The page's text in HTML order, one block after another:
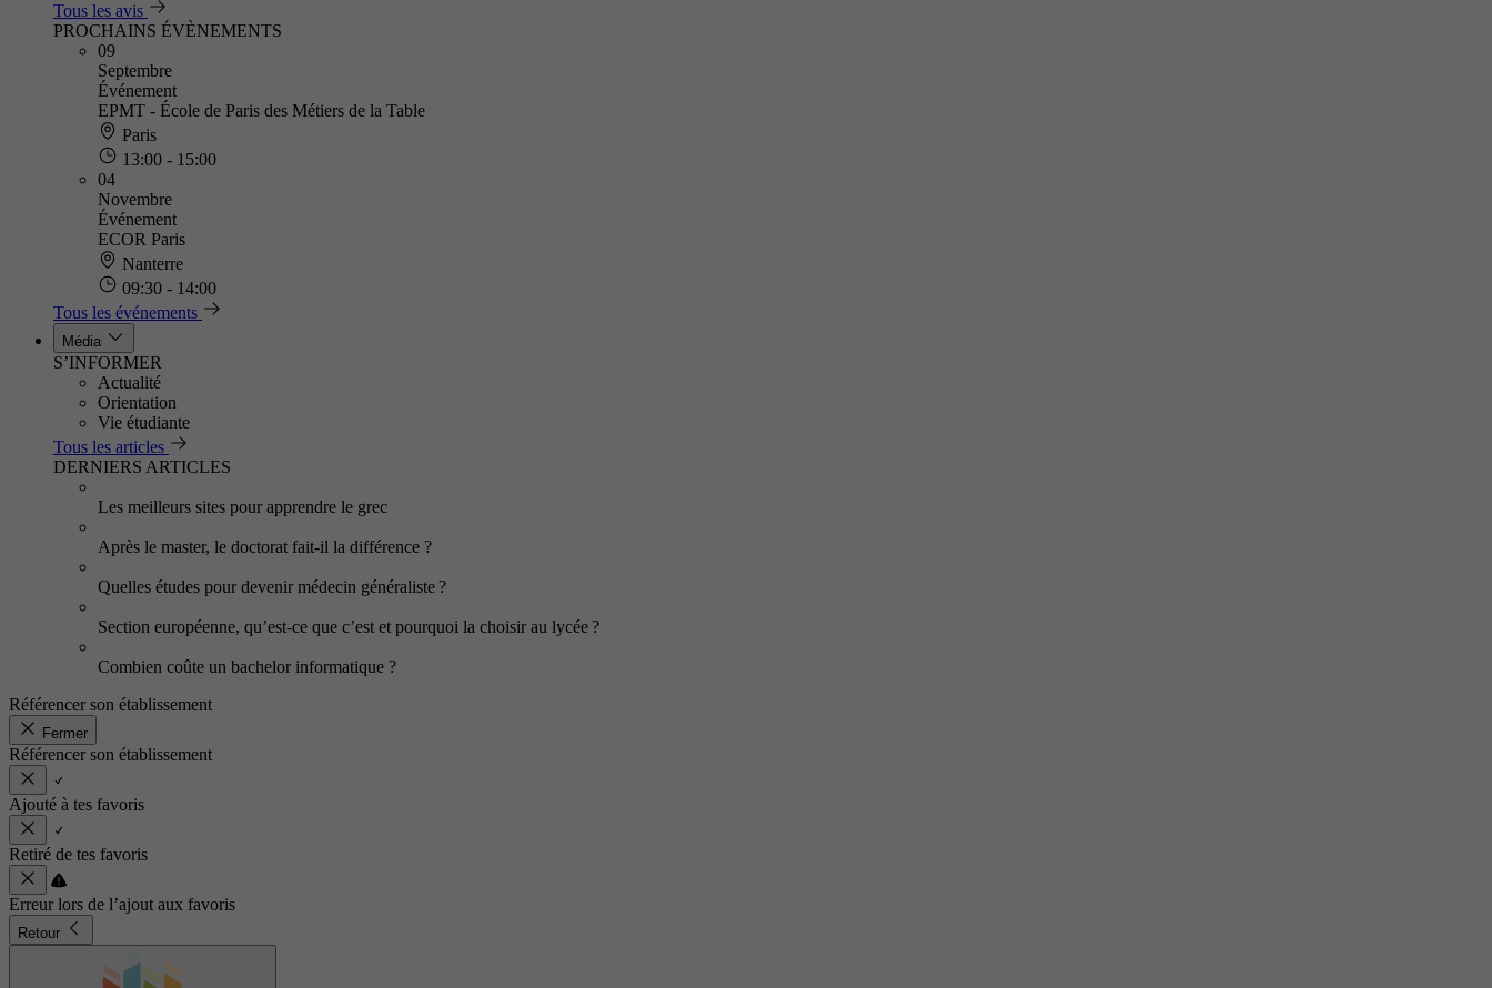
Tous les avis
PROCHAINS ÉVÈNEMENTS
09
Septembre
Événement
EPMT - École de Paris des Métiers de la Table
Paris
13:00 - 15:00
04
Novembre
Événement
ECOR Paris
Nanterre
09:30 - 14:00
Tous les événements
Média
S’INFORMER
Actualité
Orientation
Vie étudiante
Tous les articles
DERNIERS ARTICLES
Les meilleurs sites pour apprendre le grec
Après le master, le doctorat fait-il la différence ?
Quelles études pour devenir médecin généraliste ?
Section européenne, qu’est-ce que c’est et pourquoi la choisir au lycée ?
Combien coûte un bachelor informatique ?
Référencer son établissement
Fermer
Référencer son établissement
Ajouté à tes favoris
Retiré de tes favoris
Erreur lors de l’ajout aux favoris
Retour